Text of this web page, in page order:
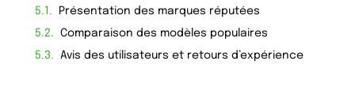
Présentation des marques réputées
Comparaison des modèles populaires
Avis des utilisateurs et retours d’expérience